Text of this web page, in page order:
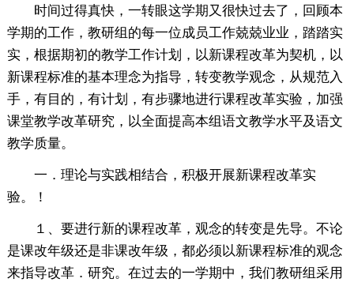
时间过得真快，一转眼这学期又很快过去了，回顾本
学期的工作，教研组的每一位成员工作兢兢业业，踏踏实
实，根据期初的教学工作计划，以新课程改革为契机，以
新课程标准的基本理念为指导，转变教学观念，从规范入
手，有目的，有计划，有步骤地进行课程改革实验，加强
课堂教学改革研究，以全面提高本组语文教学水平及语文
教学质量。
一．理论与实践相结合，积极开展新课程改革实
验。！
１、要进行新的课程改革，观念的转变是先导。不论
是课改年级还是非课改年级，都必须以新课程标准的观念
来指导改革．研究。在过去的一学期中，我们教研组采用